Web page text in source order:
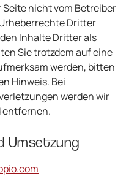
nicht vom Betreiber
Dritter
Inhalte Dritter als
Sie trotzdem auf eine
werden, bitten
Hinweis. Bei
werden wir
entfernen.
Umsetzung